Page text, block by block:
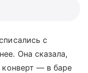
с
Она сказала,
конверт — в баре